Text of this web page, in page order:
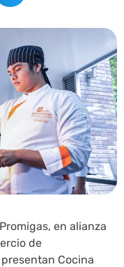
en alianza
de
Cocina